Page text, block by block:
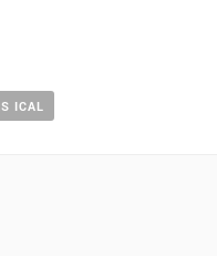
ICAL